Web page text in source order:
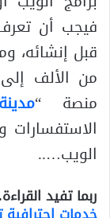
فيجب أن
قبل إنشائه،
من الألف
منصة “
الويب…..
ربما تفيد